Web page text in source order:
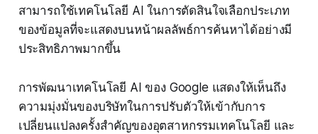
สามารถใช้เทคโนโลยี AI ในการตัดสินใจเลือกประเภท
ของข้อมูลที่จะแสดงบนหน้าผลลัพธ์การค้นหาได้อย่างมี
ประสิทธิภาพมากขึ้น
การพัฒนาเทคโนโลยี AI ของ Google แสดงให้เห็นถึง
ความมุ่งมั่นของบริษัทในการปรับตัวให้เข้ากับการ
เปลี่ยนแปลงครั้งสำคัญของอุตสาหกรรมเทคโนโลยี และ